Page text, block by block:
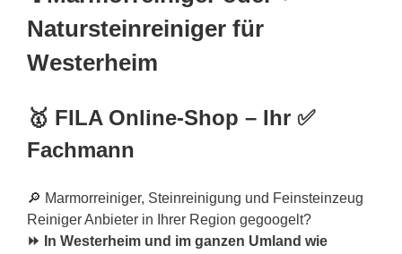
Natursteinreiniger für
Westerheim
🥇 FILA Online-Shop – Ihr ✅
Fachmann
🔎 Marmorreiniger, Steinreinigung und Feinsteinzeug
Reiniger Anbieter in Ihrer Region gegoogelt?
⏩ In Westerheim und im ganzen Umland wie